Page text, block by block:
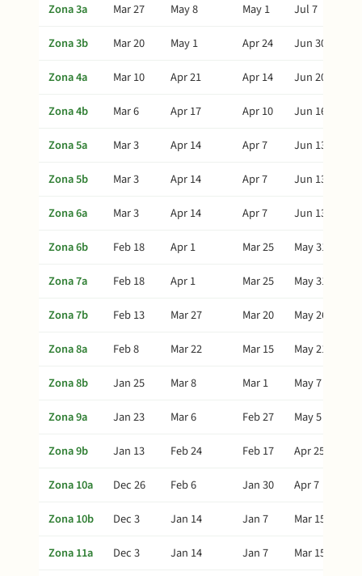
Zona 3a
Mar 27 May 8 May 1
Jul 7
Zona 3b
Mar 20 May 1 Apr 24
Jun 30
Zona 4a
Mar 10 Apr 21 Apr 14
Jun 20
Zona 4b
Mar 6 Apr 17 Apr 10
Jun 16
Zona 5a
Mar 3 Apr 14 Apr 7
Jun 13
Zona 5b
Mar 3 Apr 14 Apr 7
Jun 13
Zona 6a
Mar 3 Apr 14 Apr 7
Jun 13
Zona 6b
Feb 18 Apr 1 Mar 25
May 31
Zona 7a
Feb 18 Apr 1 Mar 25
May 31
Zona 7b
Feb 13 Mar 27 Mar 20
May 26
Zona 8a
Feb 8 Mar 22 Mar 15
May 21
Zona 8b
Jan 25 Mar 8 Mar 1
May 7
Zona 9a
Jan 23 Mar 6 Feb 27
May 5
Zona 9b
Jan 13 Feb 24 Feb 17
Apr 25
Zona 10a
Dec 26 Feb 6 Jan 30
Apr 7
Zona 10b
Dec 3 Jan 14 Jan 7
Mar 15
Zona 11a
Dec 3 Jan 14 Jan 7 Mar 15